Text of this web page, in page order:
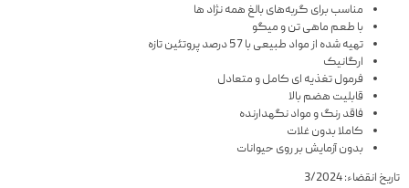
مناسب برای گربه‌های بالغ همه نژاد ها
با طعم ماهی تن و میگو
تهیه شده از مواد طبیعی با 57 درصد پروتئین تازه
ارگانیک
فرمول تغذیه ای کامل و متعادل
قابلیت هضم بالا
فاقد رنگ و مواد نگهدارنده
کاملا بدون غلات
بدون آزمایش بر روی حیوانات
تاریخ انقضاء: 3/2024